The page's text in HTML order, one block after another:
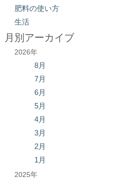
肥料の使い方
生活
月別アーカイブ
2026年
8月
7月
6月
5月
4月
3月
2月
1月
2025年